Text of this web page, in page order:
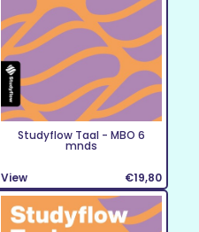
Studyflow Taal - MBO 6
mnds
View €19,80